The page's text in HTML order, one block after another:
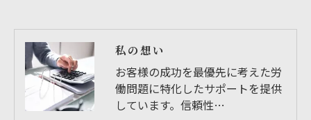
私の想い
お客様の成功を最優先に考えた労
働問題に特化したサポートを提供
しています。信頼性…